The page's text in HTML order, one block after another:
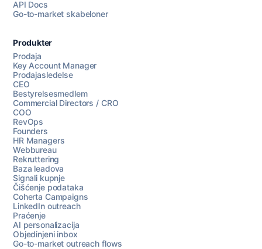
API Docs
Go-to-market skabeloner
Produkter
Prodaja
Key Account Manager
Prodajasledelse
CEO
Bestyrelsesmedlem
Commercial Directors / CRO
COO
RevOps
Founders
HR Managers
Webbureau
Rekruttering
Baza leadova
Signali kupnje
Čišćenje podataka
Coherta Campaigns
LinkedIn outreach
Praćenje
AI personalizacija
Objedinjeni inbox
Go-to-market outreach flows